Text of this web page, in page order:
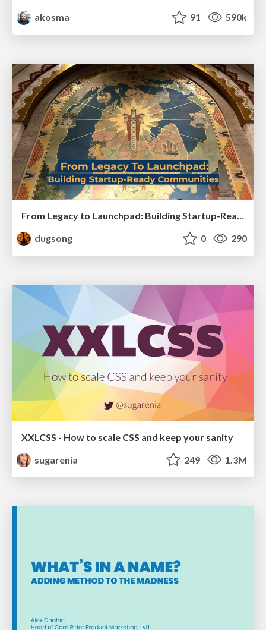
akosma 91 590k
From Legacy to Launchpad: Building Startup-Ready Communities
dugsong
0 290
XXLCSS - How to scale CSS and keep your sanity
sugarenia
249 1.3M